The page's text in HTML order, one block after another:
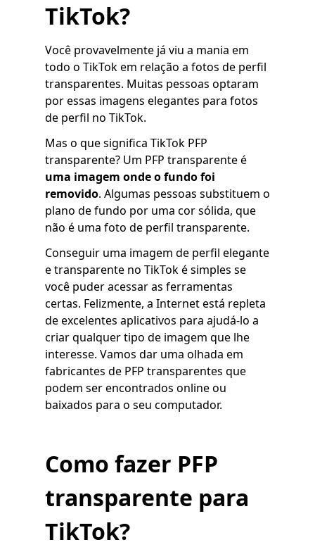
TikTok?
Você provavelmente já viu a mania em
todo o TikTok em relação a fotos de perfil
transparentes. Muitas pessoas optaram
por essas imagens elegantes para fotos
de perfil no TikTok.
Mas o que significa TikTok PFP
transparente? Um PFP transparente é
uma imagem onde o fundo foi
removido. Algumas pessoas substituem o
plano de fundo por uma cor sólida, que
não é uma foto de perfil transparente.
Conseguir uma imagem de perfil elegante
e transparente no TikTok é simples se
você puder acessar as ferramentas
certas. Felizmente, a Internet está repleta
de excelentes aplicativos para ajudá-lo a
criar qualquer tipo de imagem que lhe
interesse. Vamos dar uma olhada em
fabricantes de PFP transparentes que
podem ser encontrados online ou
baixados para o seu computador.
Como fazer PFP
transparente para
TikTok?